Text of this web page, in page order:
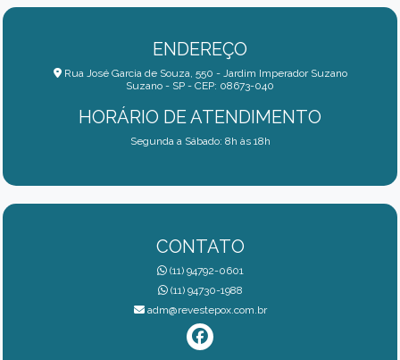
ENDEREÇO
Rua José Garcia de Souza, 550 - Jardim Imperador Suzano
Suzano - SP - CEP: 08673-040
HORÁRIO DE ATENDIMENTO
Segunda a Sábado: 8h às 18h
CONTATO
(11) 94792-0601
(11) 94730-1988
adm@revestepox.com.br